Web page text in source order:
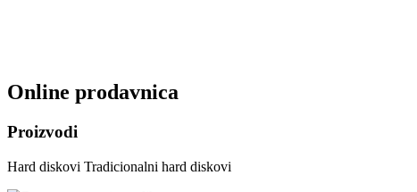
tableti
laptopovi
laptopovi
Online prodavnica
Proizvodi
Hard diskovi Tradicionalni hard diskovi